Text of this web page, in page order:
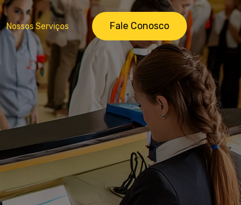
Nossos Serviços Fale Conosco